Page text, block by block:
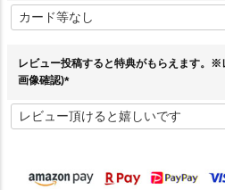
必
須
レビュー投稿すると特典がもらえます。
画像確認)
必
須